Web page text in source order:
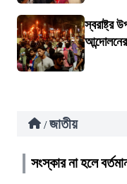
স্বরাষ্ট্র
আন্দোলনের
/ জাতীয়
সংস্কার না হলে